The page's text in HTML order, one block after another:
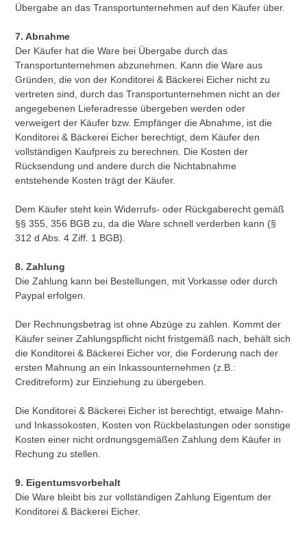
Übergabe an das Transportunternehmen auf den Käufer über.
7. Abnahme
Der Käufer hat die Ware bei Übergabe durch das
Transportunternehmen abzunehmen. Kann die Ware aus
Gründen, die von der Konditorei & Bäckerei Eicher nicht zu
vertreten sind, durch das Transportunternehmen nicht an der
angegebenen Lieferadresse übergeben werden oder
verweigert der Käufer bzw. Empfänger die Abnahme, ist die
Konditorei & Bäckerei Eicher berechtigt, dem Käufer den
vollständigen Kaufpreis zu berechnen. Die Kosten der
Rücksendung und andere durch die Nichtabnahme
entstehende Kosten trägt der Käufer.
Dem Käufer steht kein Widerrufs- oder Rückgaberecht gemäß
§§ 355, 356 BGB zu, da die Ware schnell verderben kann (§
312 d Abs. 4 Ziff. 1 BGB).
8. Zahlung
Die Zahlung kann bei Bestellungen, mit Vorkasse oder durch
Paypal erfolgen.
Der Rechnungsbetrag ist ohne Abzüge zu zahlen. Kommt der
Käufer seiner Zahlungspflicht nicht fristgemäß nach, behält sich
die Konditorei & Bäckerei Eicher vor, die Forderung nach der
ersten Mahnung an ein Inkassounternehmen (z.B.:
Creditreform) zur Einziehung zu übergeben.
Die Konditorei & Bäckerei Eicher ist berechtigt, etwaige Mahn-
und Inkassokosten, Kosten von Rückbelastungen oder sonstige
Kosten einer nicht ordnungsgemäßen Zahlung dem Käufer in
Rechung zu stellen.
9. Eigentumsvorbehalt
Die Ware bleibt bis zur vollständigen Zahlung Eigentum der
Konditorei & Bäckerei Eicher.